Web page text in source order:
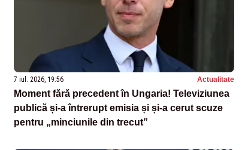
7 iul. 2026, 19:56 Actualitate
Moment fără precedent în Ungaria! Televiziunea
publică și-a întrerupt emisia și și-a cerut scuze
pentru „minciunile din trecut”